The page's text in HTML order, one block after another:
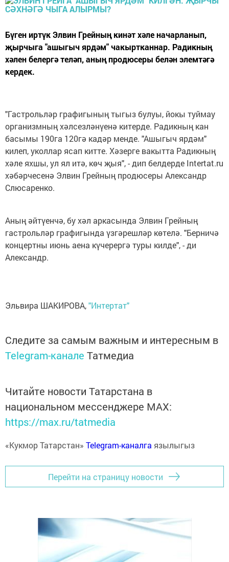
Бүген иртүк Элвин Грейның кинәт хәле начарланып,
җырчыга "ашыгыч ярдәм" чакыртканнар. Радикның
хәлен белергә теләп, аның продюсеры белән элемтәгә
кердек.
"Гастрольләр графигының тыгыз булуы, йокы туймау
организмның хәлсезләнүенә китерде. Радикның кан
басымы 190га 120гә кадәр менде. "Ашыгыч ярдәм"
килеп, уколлар ясап китте. Хәзерге вакытта Радикның
хәле яхшы, ул ял итә, көч җыя", - дип белдерде Intertat.ru
хәбәрчесенә Элвин Грейның продюсеры Александр
Слюсаренко.
Аның әйтүенчә, бу хәл аркасында Элвин Грейның
гастрольләр графигында үзгәрешләр көтелә. "Берничә
концертны июнь аена күчерергә туры килде", - ди
Александр.
Эльвира ШАКИРОВА,"Интертат"
Следите за самым важным и интересным в
Telegram-канале Татмедиа
Читайте новости Татарстана в
национальном мессенджере MАХ:
https://max.ru/tatmedia
«Кукмор Татарстан» Telegram-каналга язылыгыз
Перейти на страницу новости